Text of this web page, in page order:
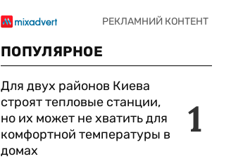
ПОПУЛЯРНОЕ
1
Для двух районов Киева
строят тепловые станции,
но их может не хватить для
комфортной температуры в
домах